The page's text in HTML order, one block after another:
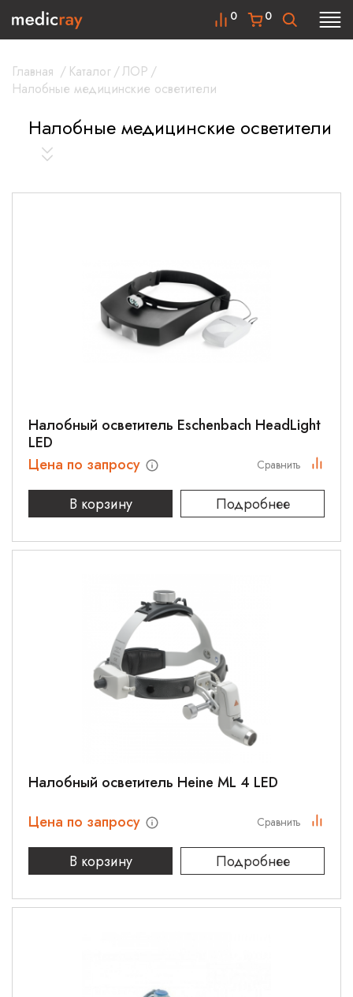
0
0
Главная / Каталог/ЛОР /
Налобные медицинские осветители
Налобные медицинские осветители
Налобный осветитель Eschenbach HeadLight
LED
Цена по запросу
В корзину
Подробнее
Сравнить
Налобный осветитель Heine ML 4 LED
Цена по запросу
В корзину
Подробнее
Сравнить